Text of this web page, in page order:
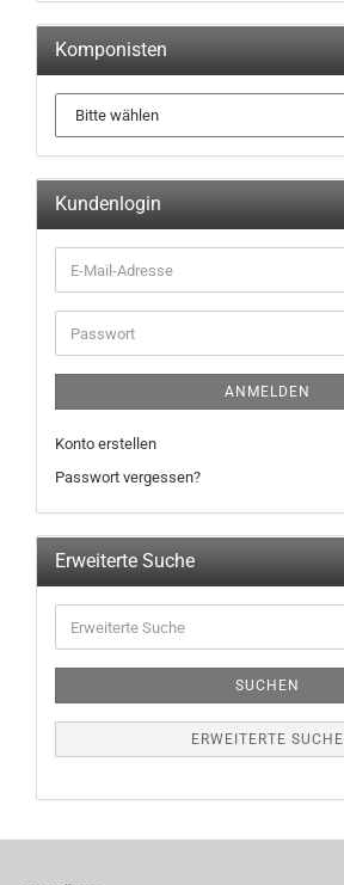
Komponisten
Kundenlogin
ANMELDEN
Konto erstellen
Passwort vergessen?
Erweiterte Suche
SUCHEN
ERWEITERTE SUCHE